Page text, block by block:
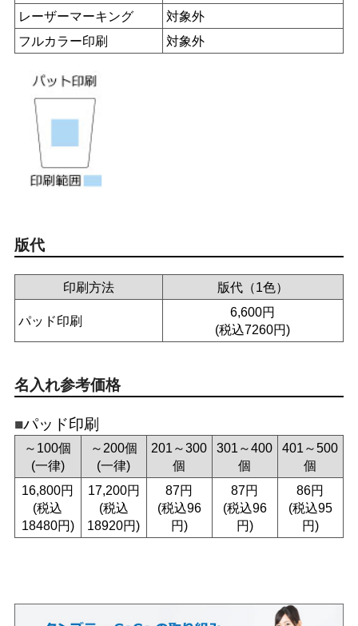
レーザーマーキング
対象外
フルカラー印刷
対象外
版代
印刷方法 版代（1色）
パッド印刷
6,600円
(税込7260円)
名入れ参考価格
パッド印刷
～100個
(一律)
～200個
(一律)
201～300
個
301～400
個
401～500
個
16,800円
(税込
18480円)
17,200円
(税込
18920円)
87円
(税込96
円)
87円
(税込96
円)
86円
(税込95
円)